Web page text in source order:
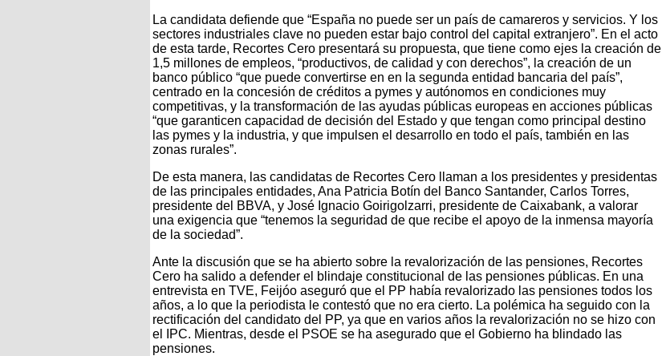
La candidata defiende que “España no puede ser un país de camareros y servicios. Y los
sectores industriales clave no pueden estar bajo control del capital extranjero”. En el acto
de esta tarde, Recortes Cero presentará su propuesta, que tiene como ejes la creación de
1,5 millones de empleos, “productivos, de calidad y con derechos”, la creación de un
banco público “que puede convertirse en en la segunda entidad bancaria del país”,
centrado en la concesión de créditos a pymes y autónomos en condiciones muy
competitivas, y la transformación de las ayudas públicas europeas en acciones públicas
“que garanticen capacidad de decisión del Estado y que tengan como principal destino
las pymes y la industria, y que impulsen el desarrollo en todo el país, también en las
zonas rurales”.
De esta manera, las candidatas de Recortes Cero llaman a los presidentes y presidentas
de las principales entidades, Ana Patricia Botín del Banco Santander, Carlos Torres,
presidente del BBVA, y José Ignacio Goirigolzarri, presidente de Caixabank, a valorar
una exigencia que “tenemos la seguridad de que recibe el apoyo de la inmensa mayoría
de la sociedad”.
Ante la discusión que se ha abierto sobre la revalorización de las pensiones, Recortes
Cero ha salido a defender el blindaje constitucional de las pensiones públicas. En una
entrevista en TVE, Feijóo aseguró que el PP había revalorizado las pensiones todos los
años, a lo que la periodista le contestó que no era cierto. La polémica ha seguido con la
rectificación del candidato del PP, ya que en varios años la revalorización no se hizo con
el IPC. Mientras, desde el PSOE se ha asegurado que el Gobierno ha blindado las
pensiones.